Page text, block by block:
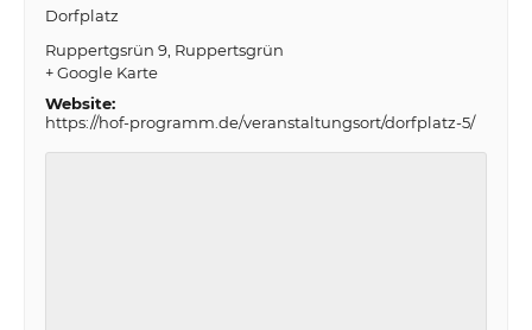
Dorfplatz
Ruppertgsrün 9 Ruppertsgrün
+ Google Karte
Website:
https://hof-programm.de/veranstaltungsort/dorfplatz-5/